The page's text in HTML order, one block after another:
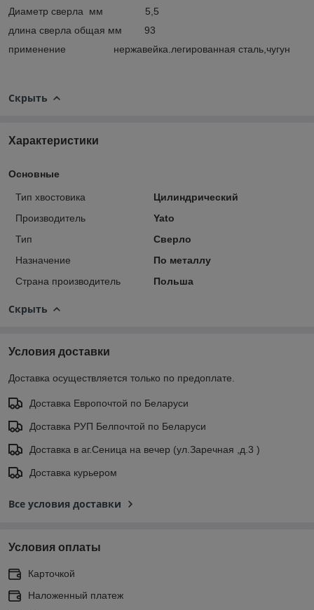
Диаметр сверла мм 5,5
длина сверла общая мм 93
применение нержавейка.легированная сталь,чугун
Скрыть
Характеристики
Основные
Тип хвостовика
Цилиндрический
Производитель
Yato
Тип
Сверло
Назначение
По металлу
Страна производитель
Польша
Скрыть
Условия доставки
Доставка осуществляется только по предоплате.
Доставка Европочтой по Беларуси
Доставка РУП Белпочтой по Беларуси
Доставка в аг.Сеница на вечер (ул.Заречная ,д.3 )
Доставка курьером
Все условия доставки
Условия оплаты
Карточкой
Наложенный платеж